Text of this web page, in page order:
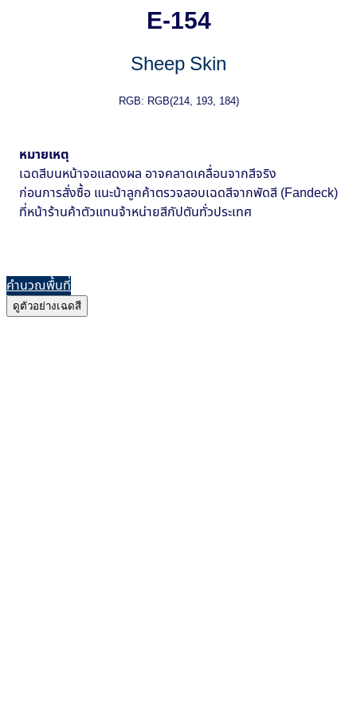
E-154
Sheep Skin
RGB: RGB(214, 193, 184)
หมายเหตุ
เฉดสีบนหน้าจอแสดงผล อาจคลาดเคลื่อนจากสีจริง
ก่อนการสั่งซื้อ แนะน้าลูกค้าตรวจสอบเฉดสีจากพัดสี (Fandeck)
ที่หน้าร้านค้าตัวแทนจ้าหน่ายสีกัปตันทั่วประเทศ
คำนวณพื้นที่
ดูตัวอย่างเฉดสี